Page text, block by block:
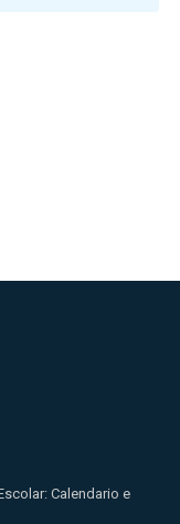
Calendario e